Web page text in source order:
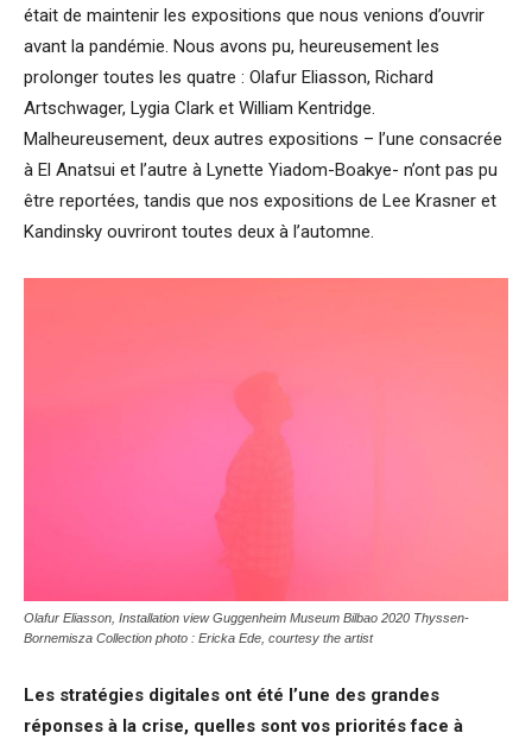
était de maintenir les expositions que nous venions d’ouvrir
avant la pandémie. Nous avons pu, heureusement les
prolonger toutes les quatre : Olafur Eliasson, Richard
Artschwager, Lygia Clark et William Kentridge.
Malheureusement, deux autres expositions – l’une consacrée
à El Anatsui et l’autre à Lynette Yiadom-Boakye- n’ont pas pu
être reportées, tandis que nos expositions de Lee Krasner et
Kandinsky ouvriront toutes deux à l’automne.
Olafur Eliasson, Installation view Guggenheim Museum Bilbao 2020 Thyssen-
Bornemisza Collection photo : Ericka Ede, courtesy the artist
Les stratégies digitales ont été l’une des grandes
réponses à la crise, quelles sont vos priorités face à